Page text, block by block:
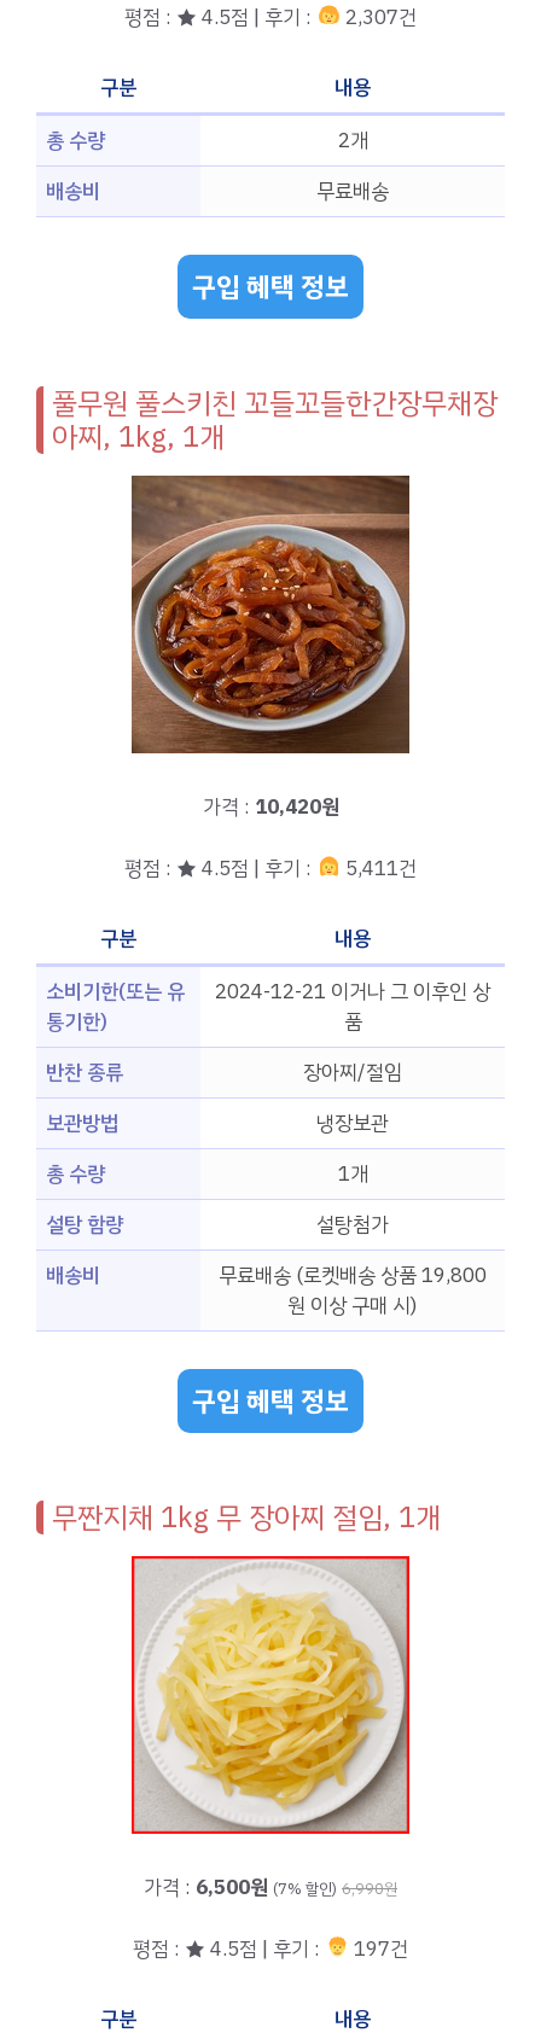
평점 : ★ 4.5점 | 후기 : 2,307건
구분
내용
총 수량
2개
배송비
무료배송
구입 혜택 정보
풀무원 풀스키친 꼬들꼬들한간장무채장
아찌, 1kg, 1개
가격 : 10,420원
평점 : ★ 4.5점 | 후기 : 5,411건
구분
내용
소비기한(또는 유
통기한)
2024-12-21 이거나 그 이후인 상
품
반찬 종류
장아찌/절임
보관방법
냉장보관
총 수량
1개
설탕 함량
설탕첨가
배송비
무료배송 (로켓배송 상품 19,800
원 이상 구매 시)
구입 혜택 정보
무짠지채 1kg 무 장아찌 절임, 1개
가격 : 6,500원 (7% 할인) 6,990원
평점 : ★ 4.5점 | 후기 : 197건
구분 내용